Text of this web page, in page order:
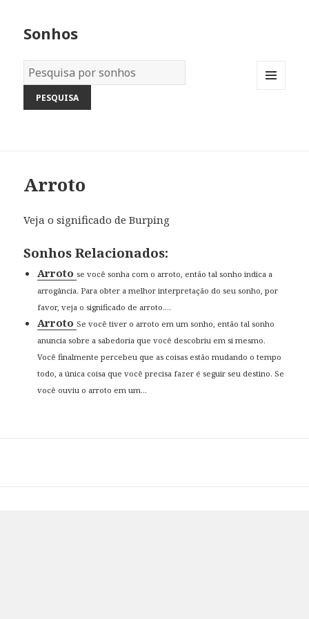
Sonhos
Dicionário
dos
Sonhos:
Arroto
Veja o significado de Burping
Sonhos Relacionados:
Arroto se você sonha com o arroto, então tal sonho indica a
arrogância. Para obter a melhor interpretação do seu sonho, por
favor, veja o significado de arroto....
ArrotoSe você tiver o arroto em um sonho, então tal sonho
anuncia sobre a sabedoria que você descobriu em si mesmo.
Você finalmente percebeu que as coisas estão mudando o tempo
todo, a única coisa que você precisa fazer é seguir seu destino. Se
você ouviu o arroto em um...